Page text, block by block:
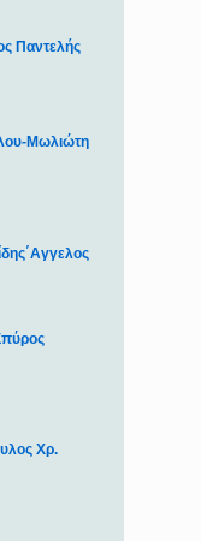
Παντελής
Μωλιώτη
Χρ.